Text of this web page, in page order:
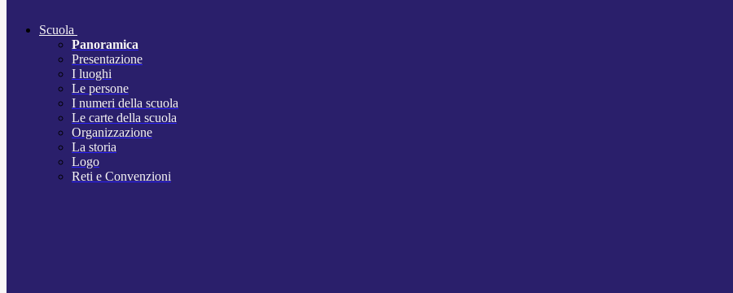
Scuola
Panoramica
Presentazione
I luoghi
Le persone
I numeri della scuola
Le carte della scuola
Organizzazione
La storia
Logo
Reti e Convenzioni